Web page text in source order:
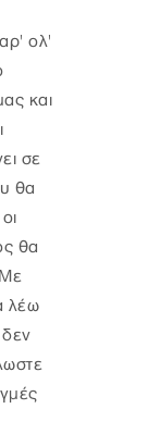
ολ'
και
σε
θα
θα
Με
λέω